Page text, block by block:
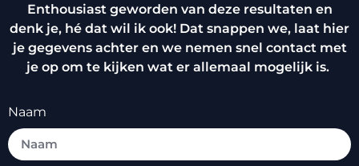
Enthousiast geworden van deze resultaten en
denk je, hé dat wil ik ook! Dat snappen we, laat hier
je gegevens achter en we nemen snel contact met
je op om te kijken wat er allemaal mogelijk is.
Naam